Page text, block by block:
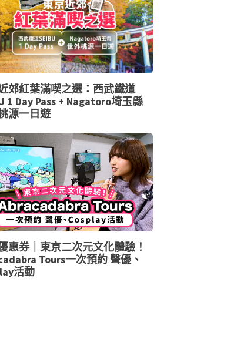
郊紅葉滿喫之選：西武鐵道
1 Day Pass + Nagatoro埼玉縣
源一日遊
惠券｜東京二次元文化體驗！
Tours一次預約 聲優、
活動